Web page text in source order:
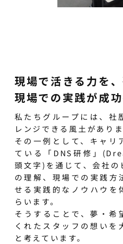
現場で活きる力を、
現場での実践が成功
私たちグループには、社
レンジできる風土がありま
その一例として、キャリ
ている「DNS研修」
頭文字)を通じて、会社の
の理解、現場での実践方
せる実践的なノウハウを
らいます。
そうすることで、夢・希
くれたスタッフの想いを
と考えています。